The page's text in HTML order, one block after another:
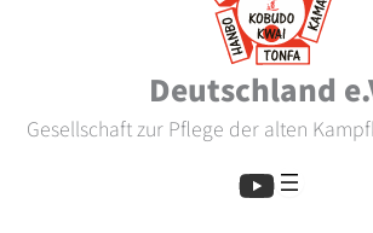
Deutschland
Gesellschaft zur Pflege der alten